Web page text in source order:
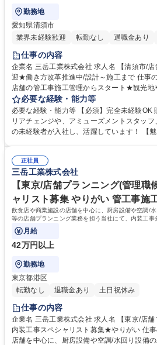
勤務地
愛知県清須市
業界未経験歓迎
転勤なし 退職金あり
仕事の内容
企業名 三岳工業株式会社 求人名 【清須市/店舗プランニング職】未経験歓
迎★働き方改革推進中/設計～施工まで 仕事の内容 ★まずは飲食店などの
店舗の管工事施工管理からスタート★観光地
携わるお仕事です。設計から施工まで一貫し
に営業職や設計職などへのキャリアパスも可能◎ ■施工現場の工程
品質管理、安全管理、原価管理などが主な
現場で事務作業ができたり、写真や図面など
丁寧に指導する新人研修も運用が開始し、長
りを進めております！ 募集職種 【清須市/店舗プランニング職】未経験歓
迎★働き方改革推進中/設計～施工まで
必要な経験・能力等
必要な経験・能力等 【必須】完全未経験OK
リアチェンジや、アミューズメントスタッフ
の未経験者が入社し、活躍しています！ 【魅力・働き方】 ■公休114日＋
また、向こう5年で公休120日まで増やす計
00円/月あり ■休日出勤は案件にもよります
フレックスタイム制も導入し、柔軟な働き方を
資格 学歴：大学院 大学 高専 短大 専修学校
転免許普通自動車
正社員
三岳工業株式会社
【東京/店舗プランニング(管理職
ャリスト募集 やりがい 管工事施
飲食店や商業施設の店舗を中心に、厨房設備や空調/
等の店舗プランニング業務を担う当社にて、内装工事
てご活躍いただきます！
月給
42万円以上
勤務地
東京都港区
転勤なし
退職金あり 土日祝休み
仕事の内容
企業名 三岳工業株式会社 求人名 【東京/店舗プランニング(管理職候補)】
内装工事スペシャリスト募集★やりがい 仕事の内容 飲食店や商業施設の
店舗を中心に、厨房設備や空調/水回り設備